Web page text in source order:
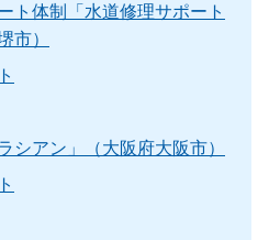
ト体制「水道修理サポート
市）
シアン」（大阪府大阪市）